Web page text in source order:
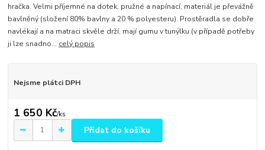
hračka. Velmi příjemné na dotek, pružné a napínací, materiál je převážně
bavlněný (složení 80% bavlny a 20 % polyesteru). Prostěradla se dobře
navlékají a na matraci skvěle drží, mají gumu v tunýlku (v případě potřeby
ji lze snadno... celý popis
Nejsme plátci DPH
1 650 Kč/ks
Přidat do košíku